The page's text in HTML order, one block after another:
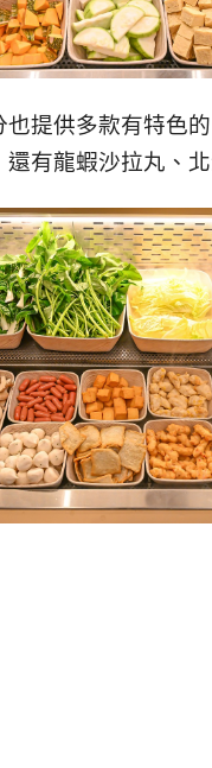
也提供多款有特色
有龍蝦沙拉丸、北